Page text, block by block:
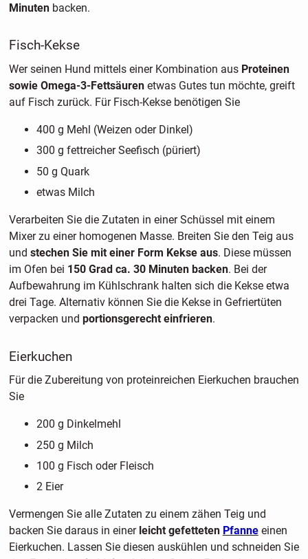
Minutenbacken.
Fisch-Kekse
Wer seinen Hund mittels einer Kombination aus Proteinen
sowie Omega-3-Fettsäurenetwas Gutes tun möchte, greift
auf Fisch zurück. Für Fisch-Kekse benötigen Sie
400 g Mehl (Weizen oder Dinkel)
300 g fettreicher Seefisch (püriert)
50 g Quark
etwas Milch
Verarbeiten Sie die Zutaten in einer Schüssel mit einem
Mixer zu einer homogenen Masse. Breiten Sie den Teig aus
und stechen Sie mit einer Form Kekse aus. Diese müssen
im Ofen bei 150 Grad ca. 30 Minuten backen. Bei der
Aufbewahrung im Kühlschrank halten sich die Kekse etwa
drei Tage. Alternativ können Sie die Kekse in Gefriertüten
verpacken und portionsgerecht einfrieren.
Eierkuchen
Für die Zubereitung von proteinreichen Eierkuchen brauchen
Sie
200 g Dinkelmehl
250 g Milch
100 g Fisch oder Fleisch
2 Eier
Vermengen Sie alle Zutaten zu einem zähen Teig und
backen Sie daraus in einer leicht gefetteten Pfanneeinen
Eierkuchen. Lassen Sie diesen auskühlen und schneiden Sie